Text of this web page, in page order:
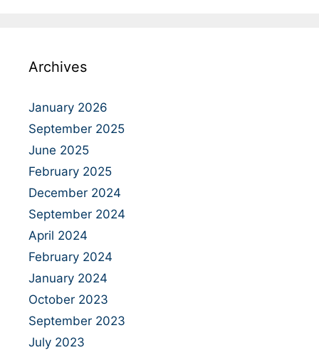
Archives
January 2026
September 2025
June 2025
February 2025
December 2024
September 2024
April 2024
February 2024
January 2024
October 2023
September 2023
July 2023